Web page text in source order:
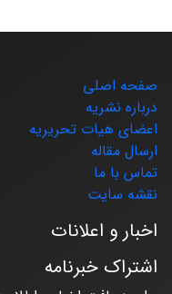
صفحه اصلی
درباره نشریه
اعضای هیات تحریریه
ارسال مقاله
تماس با ما
نقشه سایت
اخبار و اعلانات
اشتراک خبرنامه